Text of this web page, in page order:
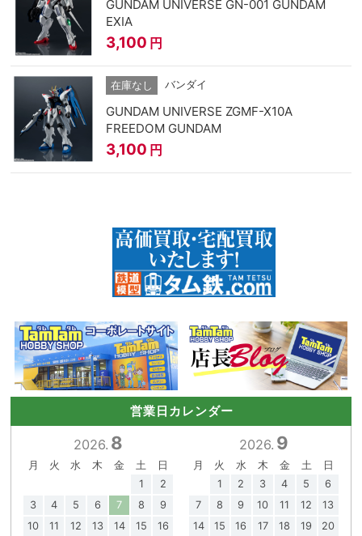
GUNDAM UNIVERSE GN-001 GUNDAM
EXIA
3,100 円
在庫なし バンダイ
GUNDAM UNIVERSE ZGMF-X10A
FREEDOM GUNDAM
3,100 円
営業日カレンダー
2026. 8
月 火 水 木 金 土
日
1
2
3
4 5 6 7 8
9
10
11 12 13 14 15
16
2026. 9
月 火 水 木 金 土
日
1
2 3 4 5
6
7
8 9 10 11 12
13
14
15 16 17 18 19
20